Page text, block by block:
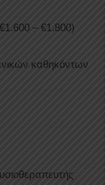
€1.600 – €1.800)
καθηκόντων